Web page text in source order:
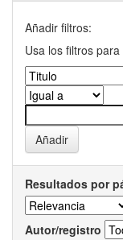
Añadir filtros:
Usa los filtros
Resultados por
Autor/registro